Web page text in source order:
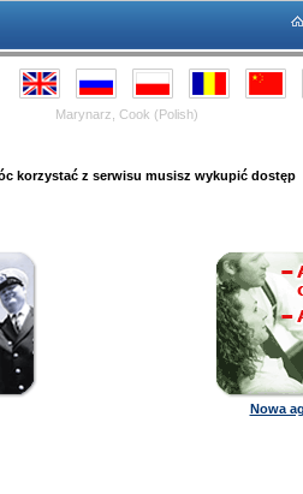
Marynarz, Cook (Polish)
korzystać z serwisu musisz wykupić dostęp
Nowa